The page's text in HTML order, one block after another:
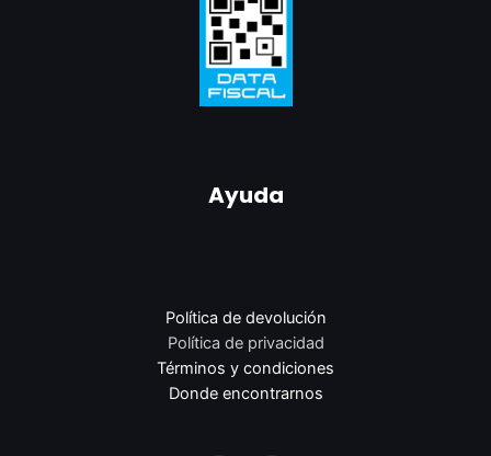
Ayuda
Política de devolución
Política de privacidad
Términos y condiciones
Donde encontrarnos